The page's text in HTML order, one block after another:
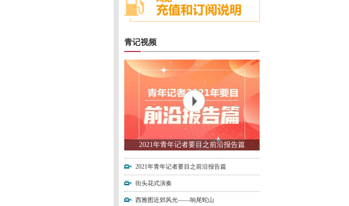
青记视频
2021年青年记者要目之前沿报告篇
2021年青年记者要目之前沿报告篇
街头花式演奏
西雅图近郊风光——响尾蛇山